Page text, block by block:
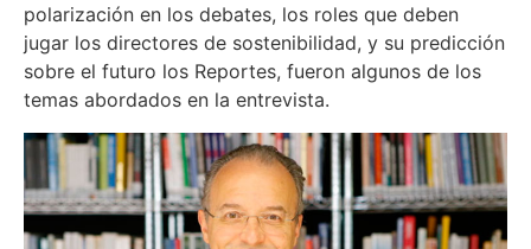
polarización en los debates, los roles que deben
jugar los directores de sostenibilidad, y su predicción
sobre el futuro los Reportes, fueron algunos de los
temas abordados en la entrevista.